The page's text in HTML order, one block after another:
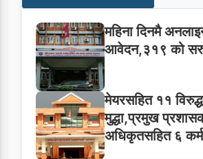
महिना दिनमै
आवेदन,३१९ को
मेयरसहित ११
मुद्धा,प्रमुख
अधिकृतसहित ६